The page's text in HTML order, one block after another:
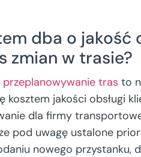
dba o jakość
zmian w trasie?
przeplanowywanie tras to
kosztem jakości obsługi
dla firmy
pod uwagę ustalone
nowego przystanku,